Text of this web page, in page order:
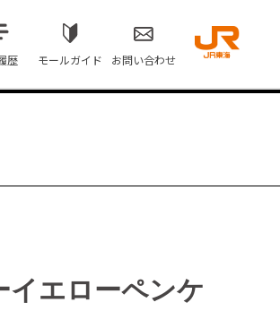
歴 モールガイド お問い合わせ
エローペンケ